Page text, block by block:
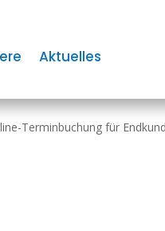
Aktuelles
Termin­bu­chung für